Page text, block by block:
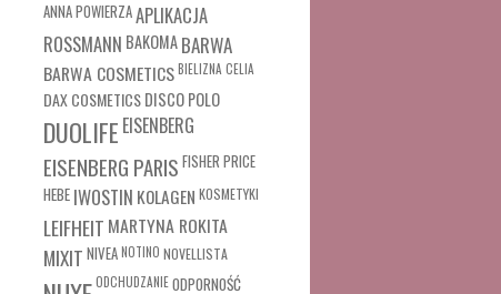
ANNA POWIERZAAPLIKACJA
ROSSMANN BAKOMABARWA
BARWA COSMETICSBIELIZNA CELIA
DAX COSMETICSDISCO POLO
DUOLIFE EISENBERG
EISENBERG PARIS FISHER PRICE
HEBE IWOSTIN KOLAGEN KOSMETYKI
LEIFHEIT MARTYNA ROKITA
MIXIT NIVEANOTINO NOVELLISTA
ODCHUDZANIEODPORNOŚĆ